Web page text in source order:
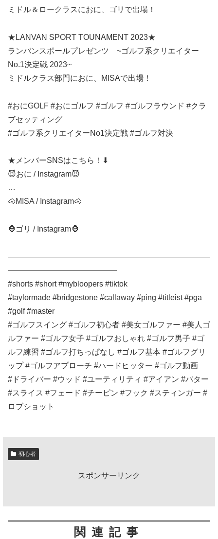
ミドル＆ロークラスにおに、ゴリで出場！
★LANVAN SPORT TOUNAMENT 2023★
ランバンスポールプレゼンツ ~ゴルフ系クリエイター
No.1決定戦 2023~
ミドルクラス部門におに、MISAで出場！
#おにGOLF #おにゴルフ #ゴルフ #ゴルフラウンド #クラ
ブセッティング
#ゴルフ系クリエイターNo1決定戦 #ゴルフ対決
★メンバーSNSはこちら！⬇︎
😈おに / Instagram😈
…
🐴MISA / Instagram🐴
🦍ゴリ / Instagram🦍
——————————————————————————
——————————————
#shorts #short #mybloopers #tiktok
#taylormade #bridgestone #callaway #ping #titleist #pga
#golf #master
#ゴルフスイング #ゴルフ初心者 #美女ゴルファー #美人ゴ
ルファー #ゴルフ女子 #ゴルフおしゃれ #ゴルフ男子 #ゴ
ルフ練習 #ゴルフ打ちっぱなし #ゴルフ基本 #ゴルフグリ
ップ #ゴルフアプローチ #ハードヒッター #ゴルフ動画
#ドライバー #ウッド #ユーティリティ #アイアン #パター
#スライス #フェード #チーピン #フック #スティンガー #
ロブショット
初心者
スポンサーリンク
関連記事